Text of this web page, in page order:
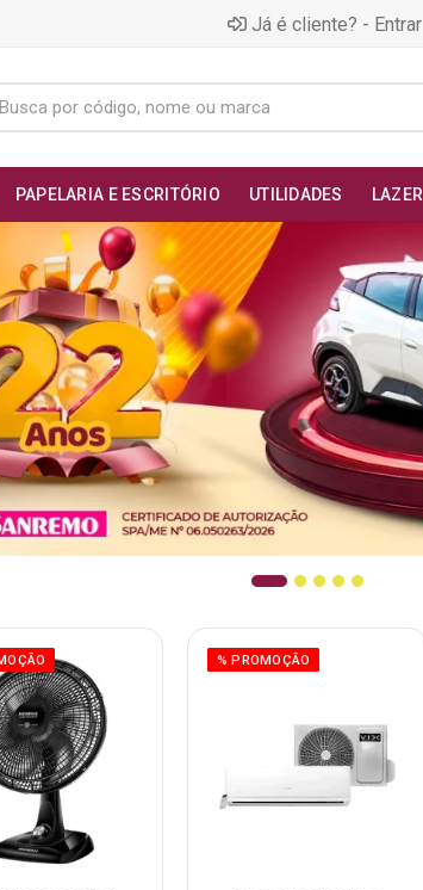
Já é cliente? - Entrar
PAPELARIA E ESCRITÓRIO UTILIDADES LAZER
% PROMOÇÃO